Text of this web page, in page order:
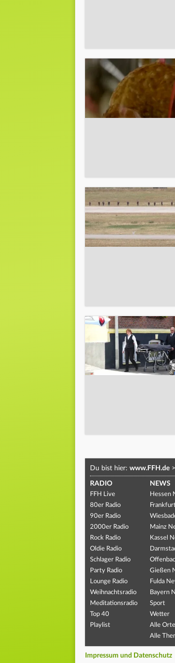
Du bist hier: www.FFH.de
RADIO
FFH Live
80er Radio
90er Radio
2000er Radio
Rock Radio
Oldie Radio
Schlager Radio
Party Radio
Lounge Radio
Weihnachtsradio
Meditationsradio
Top 40
Playlist
NEWS
Hessen
Mainz
Kassel
Gießen
Fulda
Bayern
Sport
Wetter
Alle Orte
Alle
Impressum und Datenschutz